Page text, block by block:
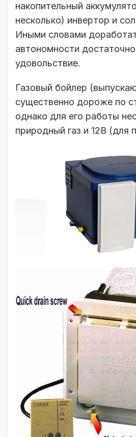
накопительный
несколько) инвертор и
Иными словами
автономности
удовольствие.
Газовый бойлер
существенно дороже по
однако для его работы
природный газ и 12В (для